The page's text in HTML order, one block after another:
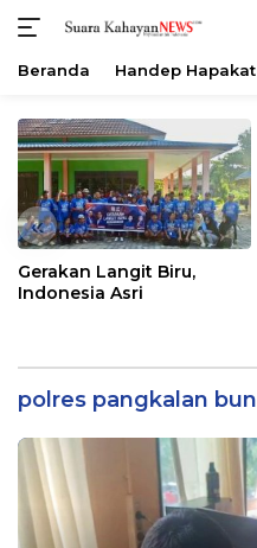
konten
Beranda Handep Hapakat
«
Gerakan Langit Biru,
Indonesia Asri
polres pangkalan bun